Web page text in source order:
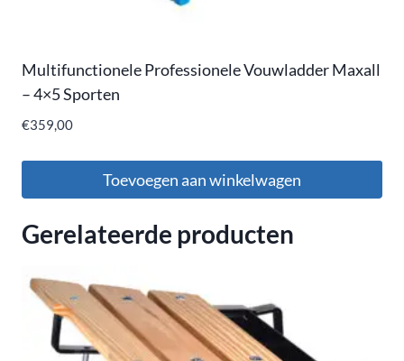
Multifunctionele Professionele Vouwladder Maxall
– 4×5 Sporten
€359,00
Toevoegen aan winkelwagen
Gerelateerde producten